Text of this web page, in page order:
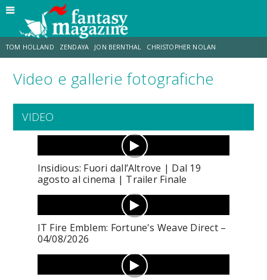
TOM HOLLAND ZENDAYA JON BERNTHAL CHRISTOPHER NOLAN
STRANIMONDI LUCCA COMICS & GAMES ODISSEA CHRIS MCKENNA
Video e gallerie fotografiche
VIDEO
Insidious: Fuori dall’Altrove | Dal 19
agosto al cinema | Trailer Finale
IT Fire Emblem: Fortune's Weave Direct –
04/08/2026